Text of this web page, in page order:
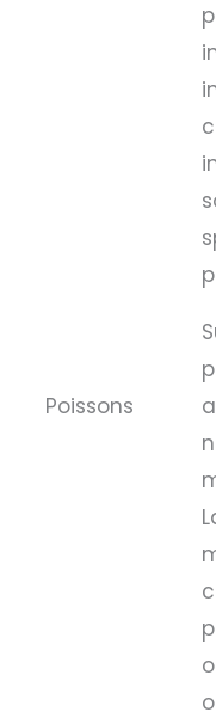
Poissons